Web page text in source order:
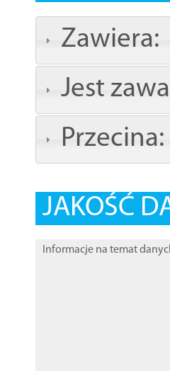
Zawiera:
Jest
Przecina:
JAKOŚĆ
Informacje na temat